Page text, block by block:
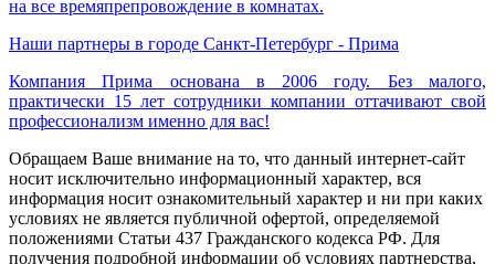
на все времяпрепровождение в комнатах.
Наши партнеры в городе Санкт-Петербург - Прима
Компания Прима основана в 2006 году. Без малого,
практически 15 лет сотрудники компании оттачивают свой
профессионализм именно для вас!
Обращаем Ваше внимание на то, что данный интернет-сайт
носит исключительно информационный характер, вся
информация носит ознакомительный характер и ни при каких
условиях не является публичной офертой, определяемой
положениями Статьи 437 Гражданского кодекса РФ. Для
получения подробной информации об условиях партнерства,